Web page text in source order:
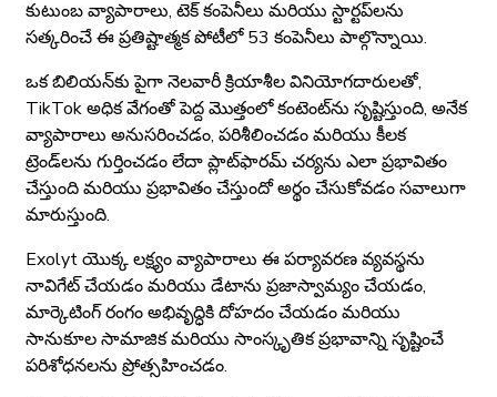
కుటుంబ వ్యాపారాలు, టెక్ కంపెనీలు మరియు స్టార్టప్‌లను
సత్కరించే ఈ ప్రతిష్టాత్మక పోటీలో 53 కంపెనీలు పాల్గొన్నాయి.
ఒక బిలియన్‌కు పైగా నెలవారీ క్రియాశీల వినియోగదారులతో,
TikTok అధిక వేగంతో పెద్ద మొత్తంలో కంటెంట్‌ను సృష్టిస్తుంది, అనేక
వ్యాపారాలు అనుసరించడం, పరిశీలించడం మరియు కీలక
ట్రెండ్‌లను గుర్తించడం లేదా ప్లాట్‌ఫారమ్ చర్యను ఎలా ప్రభావితం
చేస్తుంది మరియు ప్రభావితం చేస్తుందో అర్థం చేసుకోవడం సవాలుగా
మారుస్తుంది.
Exolyt యొక్క లక్ష్యం వ్యాపారాలు ఈ పర్యావరణ వ్యవస్థను
నావిగేట్ చేయడం మరియు డేటాను ప్రజాస్వామ్యం చేయడం,
మార్కెటింగ్ రంగం అభివృద్ధికి దోహదం చేయడం మరియు
సానుకూల సామాజిక మరియు సాంస్కృతిక ప్రభావాన్ని సృష్టించే
పరిశోధనలను ప్రోత్సహించడం.